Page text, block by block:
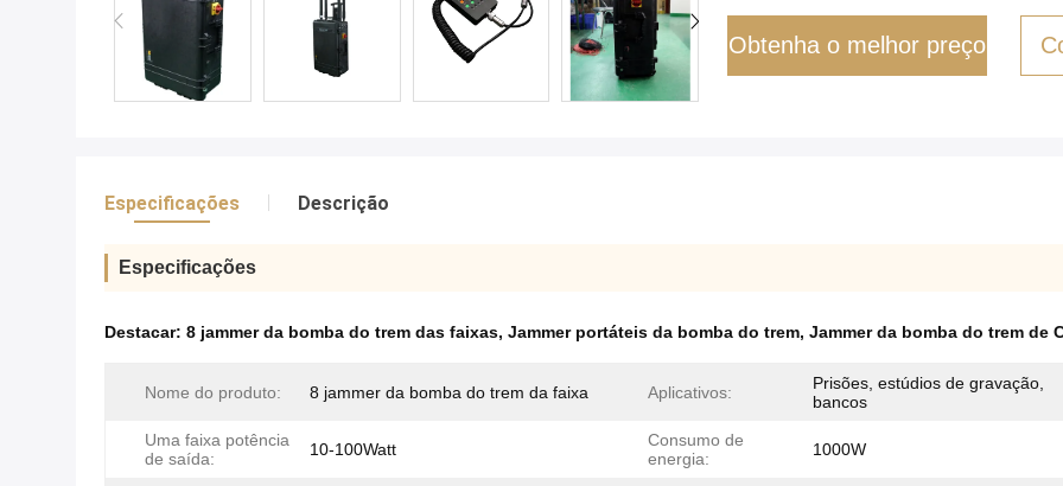
Obtenha o melhor preço
Especificações Descrição
Especificações
Destacar: 8 jammer da bomba do trem das faixas, Jammer portáteis da bomba do trem, Jammer da bomba do trem de
Nome do produto: 8 jammer da bomba do trem da faixa Aplicativos:
Prisões, estúdios de gravação,
bancos
Uma faixa potência
de saída:
10-100Watt
Consumo de
energia:
1000W